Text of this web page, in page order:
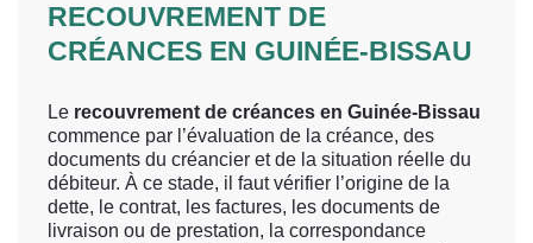
RECOUVREMENT DE
CRÉANCES EN GUINÉE-BISSAU
Le recouvrement de créances en Guinée-Bissau
commence par l’évaluation de la créance, des
documents du créancier et de la situation réelle du
débiteur. À ce stade, il faut vérifier l’origine de la
dette, le contrat, les factures, les documents de
livraison ou de prestation, la correspondance